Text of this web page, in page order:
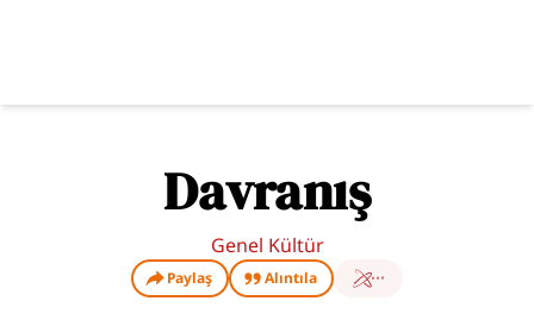
Davranış
Genel Kültür
Paylaş Alıntıla